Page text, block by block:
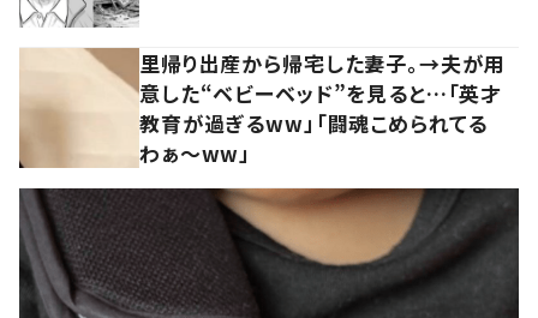
里帰り出産から帰宅した妻子。→夫が用
意した“ベビーベッド”を見ると…「英才
教育が過ぎるww」「闘魂こめられてる
わぁ～ww」